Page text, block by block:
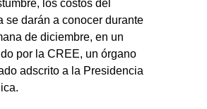
los costos del
se darán a conocer durante
de diciembre, en un
por la CREE, un órgano
adscrito a la Presidencia